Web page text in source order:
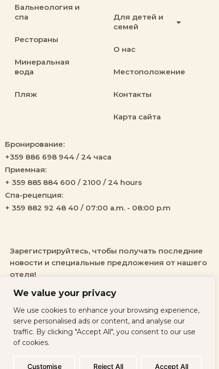
We value your privacy
We use cookies to enhance your browsing experience,
serve personalised ads or content, and analyse our
traffic. By clicking "Accept All", you consent to our use
of cookies.
Customise Reject All Accept All
Бальнеология и
спа
Рестораны
Минеральная
вода
Пляж
Для детей и
семей
О нас
Местоположение
Контакты
Карта сайта
Бронирование:
+359 886 698 944 / 24 часа
Приемная:
+ 359 885 884 600 / 2100 / 24 hours
Спа-рецепция:
+ 359 882 92 48 40 / 07:00 a.m. - 08:00 p.m
Зарегистрируйтесь, чтобы получать последние
новости и специальные предложения от нашего
отеля!
All rights